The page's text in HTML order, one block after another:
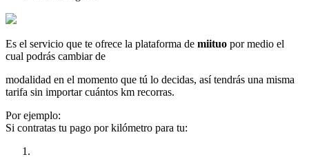
Es el servicio que te ofrece la plataforma de miituo por medio el
cual podrás cambiar de
modalidad en el momento que tú lo decidas, así tendrás una misma
tarifa sin importar cuántos km recorras.
Por ejemplo:
Si contratas tu pago por kilómetro para tu: